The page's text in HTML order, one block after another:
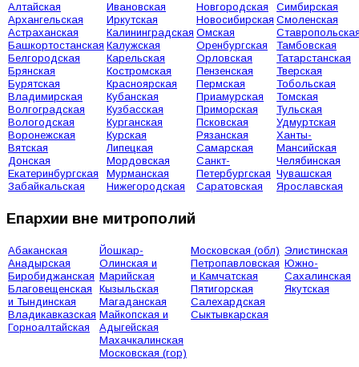
Алтайская
Архангельская
Астраханская
Башкортостанская
Белгородская
Брянская
Бурятская
Владимирская
Волгоградская
Вологодская
Воронежская
Вятская
Донская
Екатеринбургская
Забайкальская
Ивановская
Иркутская
Калининградская
Калужская
Карельская
Костромская
Красноярская
Кубанская
Кузбасская
Курганская
Курская
Липецкая
Мордовская
Мурманская
Нижегородская
Новгородская
Новосибирская
Омская
Оренбургская
Орловская
Пензенская
Пермская
Приамурская
Приморская
Псковская
Рязанская
Самарская
Санкт-
Петербургская
Саратовская
Симбирская
Смоленская
Тамбовская
Татарстанская
Тверская
Тобольская
Томская
Тульская
Удмуртская
Ханты-
Мансийская
Челябинская
Чувашская
Ярославская
Епархии вне митрополий
Абаканская
Анадырская
Биробиджанская
Благовещенская
и Тындинская
Владикавказская
Горноалтайская
Йошкар-
Олинская и
Марийская
Кызыльская
Магаданская
Майкопская и
Адыгейская
Махачкалинская
Московская (гор)
Московская (обл)
Петропавловская
и Камчатская
Пятигорская
Салехардская
Сыктывкарская
Элистинская
Южно-
Сахалинская
Якутская